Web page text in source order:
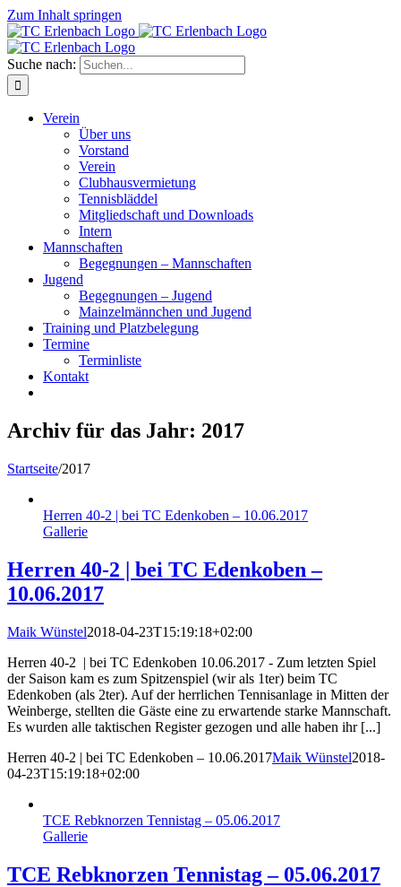
Zum Inhalt springen
Suche nach:
Verein
Über uns
Vorstand
Verein
Clubhausvermietung
Tennisbläddel
Mitgliedschaft und Downloads
Intern
Mannschaften
Begegnungen – Mannschaften
Jugend
Begegnungen – Jugend
Mainzelmännchen und Jugend
Training und Platzbelegung
Termine
Terminliste
Kontakt
Archiv für das Jahr: 2017
Startseite/2017
Herren 40-2 | bei TC Edenkoben – 10.06.2017
Gallerie
Herren 40-2 | bei TC Edenkoben –
10.06.2017
Maik Wünstel2018-04-23T15:19:18+02:00
Herren 40-2 | bei TC Edenkoben 10.06.2017 - Zum letzten Spiel
der Saison kam es zum Spitzenspiel (wir als 1ter) beim TC
Edenkoben (als 2ter). Auf der herrlichen Tennisanlage in Mitten der
Weinberge, stellten die Gäste eine zu erwartende starke Mannschaft.
Es wurden alle taktischen Register gezogen und alle haben ihr [...]
Herren 40-2 | bei TC Edenkoben – 10.06.2017Maik Wünstel2018-
04-23T15:19:18+02:00
TCE Rebknorzen Tennistag – 05.06.2017
Gallerie
TCE Rebknorzen Tennistag – 05.06.2017